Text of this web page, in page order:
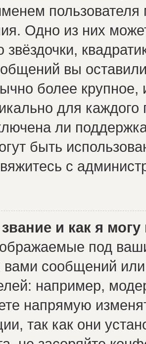
пользователя
Одно из них
звёздочки,
вы
более крупное,
для каждого
ли
быть
с
и как я
под
вами сообщений
например,
напрямую
так как они